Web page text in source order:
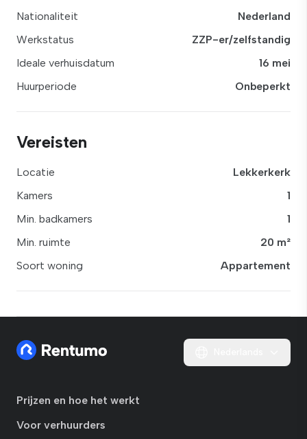
Nationaliteit
Nederland
Werkstatus
ZZP-er/zelfstandig
Ideale verhuisdatum
16 mei
Huurperiode
Onbeperkt
Vereisten
Locatie
Lekkerkerk
Kamers
1
Min. badkamers
1
Min. ruimte
20 m²
Soort woning
Appartement
Prijzen en hoe het werkt
Voor verhuurders